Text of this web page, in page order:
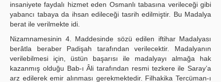
insaniyete faydalı hizmet eden Osmanlı tabasına verileceği gibi
yabancı tabaya da ihsan edileceği tasrih edilmiştir. Bu Madalya
berat ile verilmekte idi.
Nizamnamesinin 4. Maddesinde sözü edilen iftihar Madalyası
berâtla beraber Padişah tarafından verilecektir. Madalyanın
verilebilmesi için, üstün başarısı ile madalyayı almağa hak
kazanmış olduğu Bab-ı Âli tarafından resmi tezkere ile Saray’a
arz edilerek emir alınması gerekmektedir. Filhakika Tercüman-ı